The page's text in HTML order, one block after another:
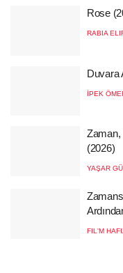
Rose
RABIA
Duvara
İPEK
Zaman,
(2026)
YAŞAR
FIL'M